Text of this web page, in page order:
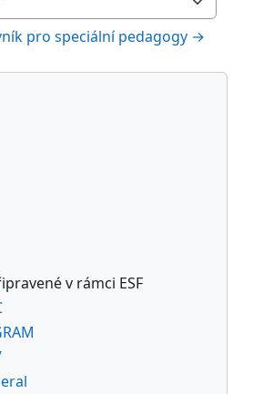
pro speciální pedagogy →
v rámci ESF